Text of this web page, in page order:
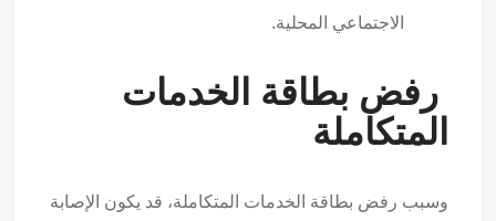
الاجتماعي المحلية.
رفض بطاقة الخدمات
المتكاملة
وسبب رفض بطاقة الخدمات المتكاملة، قد يكون الإصابة